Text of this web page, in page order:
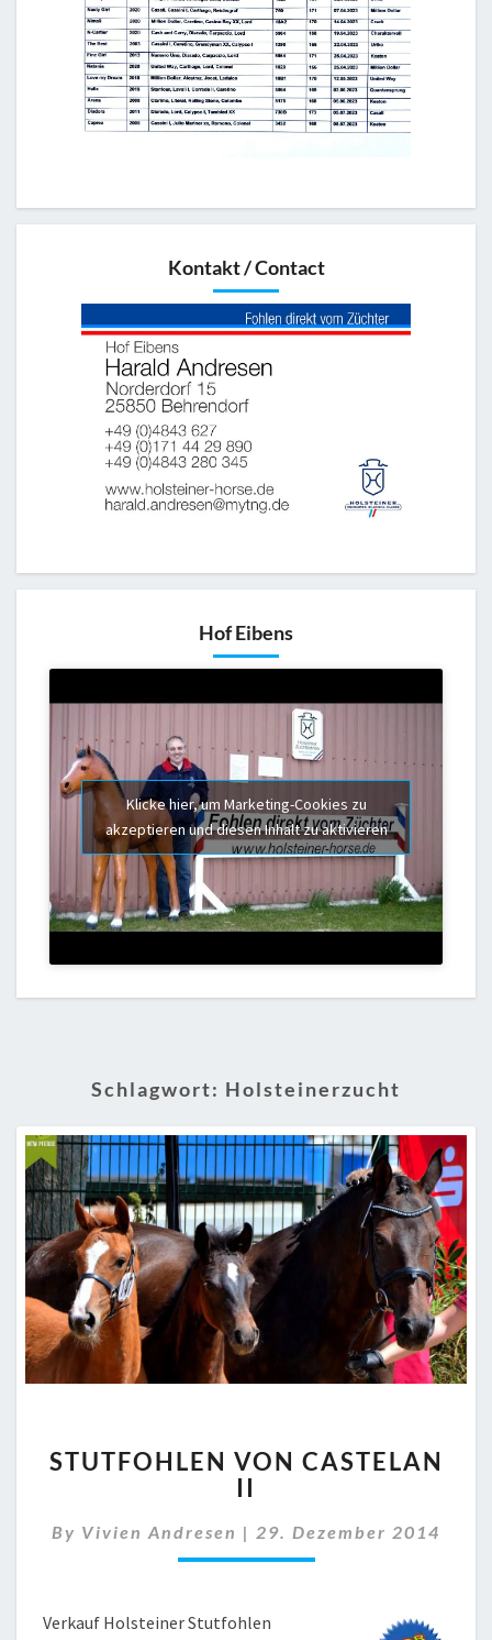
Kontakt / Contact
Hof Eibens
Klicke hier, um Marketing-Cookies zu
akzeptieren und diesen Inhalt zu aktivieren
Schlagwort: Holsteinerzucht
VON
CASTELAN
STUTFOHLEN VON CASTELAN
II
By Vivien Andresen | 29. Dezember 2014
Verkauf Holsteiner Stutfohlen